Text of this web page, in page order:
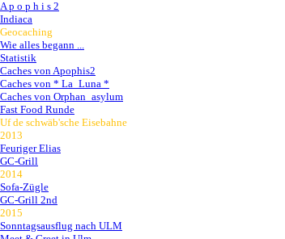
A p o p h i s 2
Indiaca
Geocaching
Wie alles begann ...
Statistik
Caches von Apophis2
Caches von * La_Luna *
Caches von Orphan_asylum
Fast Food Runde
Uf de schwäb'sche Eisebahne
2013
Feuriger Elias
GC-Grill
2014
Sofa-Zügle
GC-Grill 2nd
2015
Sonntagsausflug nach ULM